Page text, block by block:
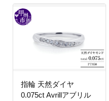
指輪 天然ダイヤ
0.075ct Avrillアブリル